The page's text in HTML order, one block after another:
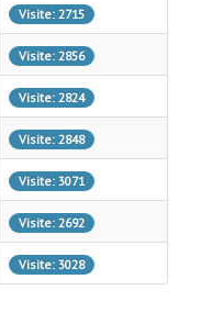
Visite: 2715
Visite: 2856
Visite: 2824
Visite: 2848
Visite: 3071
Visite: 2692
Visite: 3028